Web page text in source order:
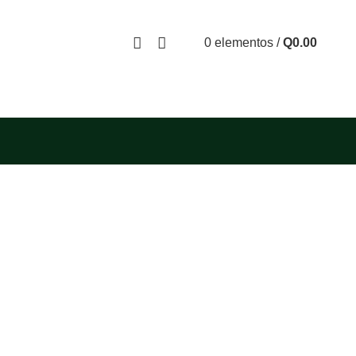
0elementos / Q0.00